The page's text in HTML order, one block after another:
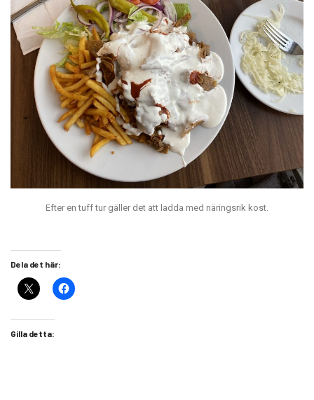
Efter en tuff tur gäller det att ladda med näringsrik kost.
Dela det här:
Gilla detta: